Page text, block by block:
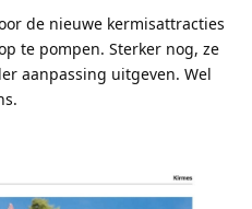
de nieuwe kermisattracties
te pompen. Sterker nog, ze
aanpassing uitgeven. Wel